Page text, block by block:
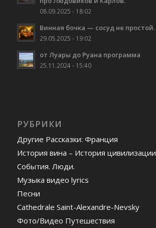
08.09.2025 - 18:02
Винная бочка — сосуд не простой.
29.05.2025 - 19:02
от Луары до Руана программа
25.11.2024 - 15:40
РУБРИКИ
Другие Рассказки: Франция
История вина – История цивилизации
События. Люди.
Музыка видео lyrics
Песни
Cathedrale Saint-Alexandre-Nevsky
Фото/Видео Путешествия